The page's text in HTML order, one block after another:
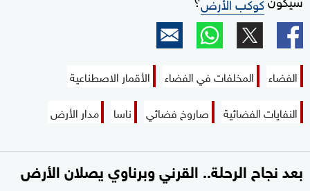
الفضاء المخلفات في الفضاء
الأقمار الاصطناعية
النفايات الفضائية
صاروخ فضائي ناسا مدار الأرض
بعد نجاح الرحلة.. القرني وبرناوي يصلان الأرض